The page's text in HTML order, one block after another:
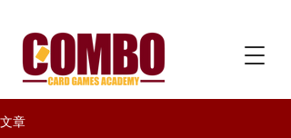
文章